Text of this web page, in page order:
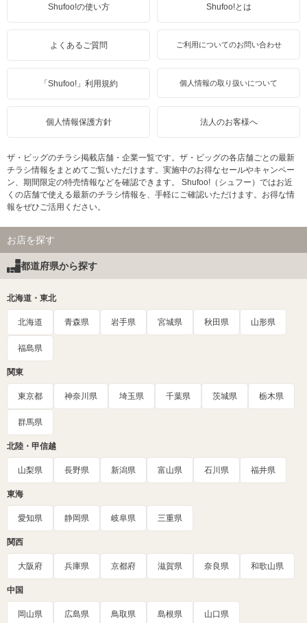
Shufoo!の使い方 Shufoo!とは
よくあるご質問 ご利用についてのお問い合わせ
「Shufoo!」利用規約 個人情報の取り扱いについて
個人情報保護方針 法人のお客様へ
ザ・ビッグのチラシ掲載店舗・企業一覧です。ザ・ビッグの各店舗ごとの最新
チラシ情報をまとめてご覧いただけます。実施中のお得なセールやキャンペー
ン、期間限定の特売情報などを確認できます。 Shufoo!（シュフー）ではお近
くの店舗で使える最新のチラシ情報を、手軽にご確認いただけます。お得な情
報をぜひご活用ください。
お店を探す
都道府県から探す
北海道・東北
北海道 青森県 岩手県 宮城県 秋田県 山形県
福島県
関東
東京都 神奈川県 埼玉県 千葉県 茨城県 栃木県
群馬県
北陸・甲信越
山梨県 長野県 新潟県 富山県 石川県 福井県
東海
愛知県 静岡県 岐阜県 三重県
関西
大阪府 兵庫県 京都府 滋賀県 奈良県 和歌山県
中国
岡山県 広島県 鳥取県 島根県 山口県